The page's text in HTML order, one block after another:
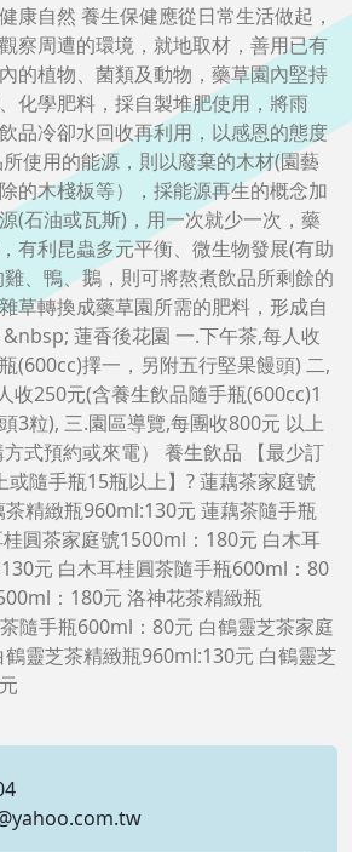
康自然 養生保健應從日常生活做起，
察周遭的環境，就地取材，善用已有
的植物、菌類及動物，藥草園內堅持
化學肥料，採自製堆肥使用，將雨
品冷卻水回收再利用，以感恩的態度
使用的能源，則以廢棄的木材(園藝
的木棧板等），採能源再生的概念加
(石油或瓦斯)，用一次就少一次，藥
有利昆蟲多元平衡、微生物發展(有助
、鴨、鵝，則可將熬煮飲品所剩餘的
草轉換成藥草園所需的肥料，形成自
蓮香後花園 一.下午茶,每人收
(600cc)擇一，另附五行堅果饅頭) 二,
收250元(含養生飲品隨手瓶(600cc)1
3粒), 三.園區導覽,每團收800元 以上
式預約或來電） 養生飲品 【最少訂
或隨手瓶15瓶以上】? 蓮藕茶家庭號
精緻瓶960ml:130元 蓮藕茶隨手瓶
圓茶家庭號1500ml：180元 白木耳
元 白木耳桂圓茶隨手瓶600ml：80
：180元 洛神花茶精緻瓶
隨手瓶600ml：80元 白鶴靈芝茶家庭
靈芝茶精緻瓶960ml:130元 白鶴靈芝